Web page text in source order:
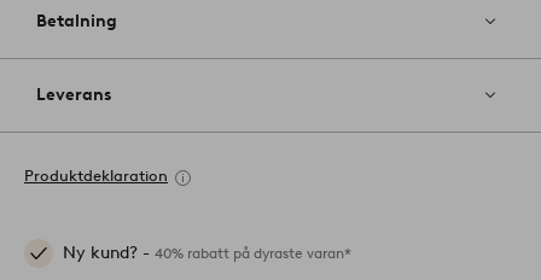
Betalning
Leverans
Produktdeklaration
Ny kund? - 40% rabatt på dyraste varan*